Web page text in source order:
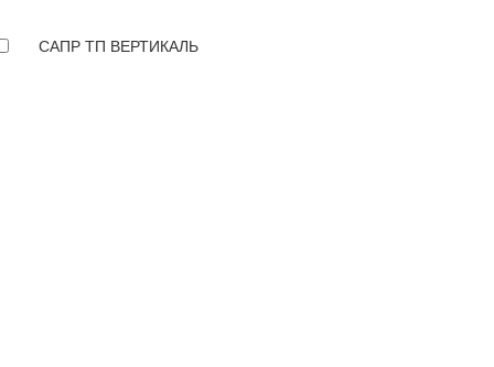
САПР ТП ВЕРТИКАЛЬ